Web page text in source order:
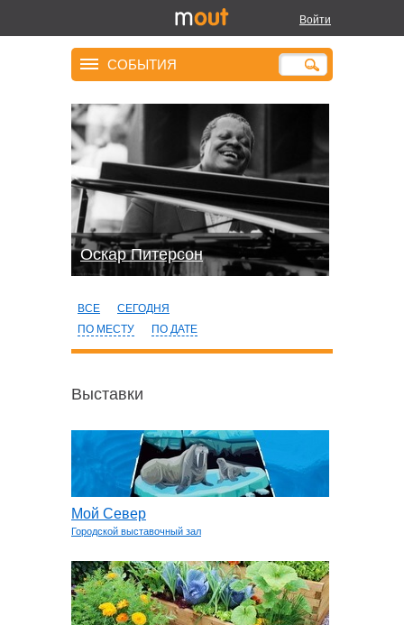
Войти
СОБЫТИЯ
Оскар Питерсон
ВСЕ
СЕГОДНЯ
ПО МЕСТУ
ПО ДАТЕ
Выставки
Мой Север
Городской выставочный зал